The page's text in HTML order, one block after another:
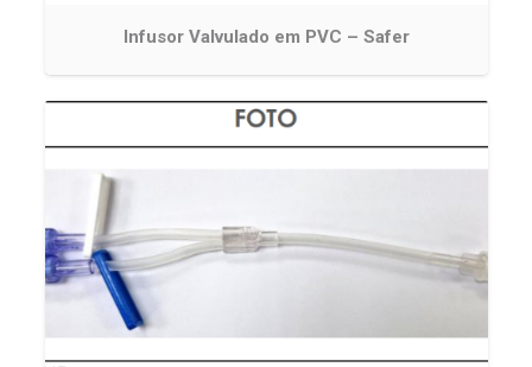
Infusor Valvulado em PVC – Safer